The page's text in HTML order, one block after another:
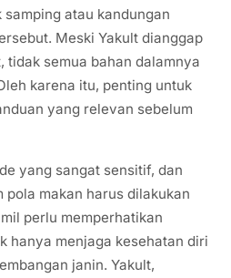
atau kandungan
Meski Yakult dianggap
tidak semua bahan dalamnya
karena itu, penting untuk
yang relevan sebelum
yang sangat sensitif, dan
pola makan harus dilakukan
perlu memperhatikan
hanya menjaga kesehatan diri
janin. Yakult,